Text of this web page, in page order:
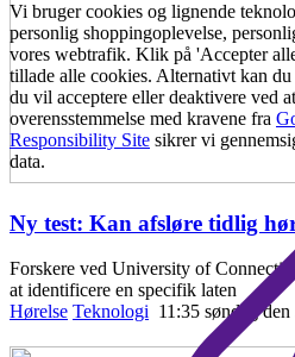
Ny test: Kan afsløre tidlig
Forskere ved University of
at identificere en specifik laten
Hørelse Teknologi 11:35 søndag
Vi bruger cookies og lignende
personlig shoppingoplevelse,
vores webtrafik. Klik på 'Accepter
tillade alle cookies. Alternativt kan
du vil acceptere eller deaktivere ved
overensstemmelse med kravene fra
Responsibility Site sikrer vi
data.